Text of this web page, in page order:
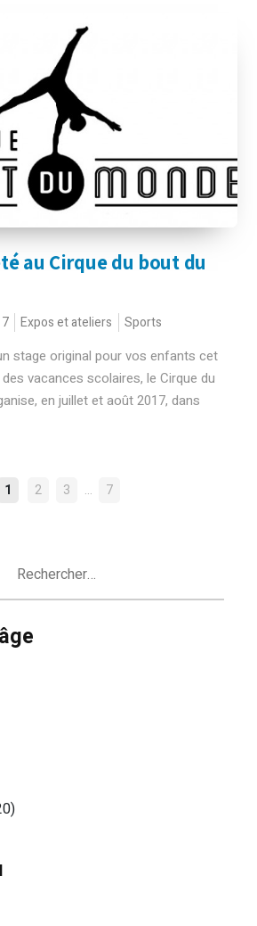
au Cirque du bout du
Expos et ateliers Sports
stage original pour vos enfants cet
vacances scolaires, le Cirque du
en juillet et août 2017, dans
1 2 3 … 7